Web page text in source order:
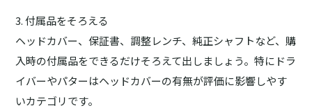
3. 付属品をそろえる
ヘッドカバー、保証書、調整レンチ、純正シャフトなど、購
入時の付属品をできるだけそろえて出しましょう。特にドラ
イバーやパターはヘッドカバーの有無が評価に影響しやす
いカテゴリです。